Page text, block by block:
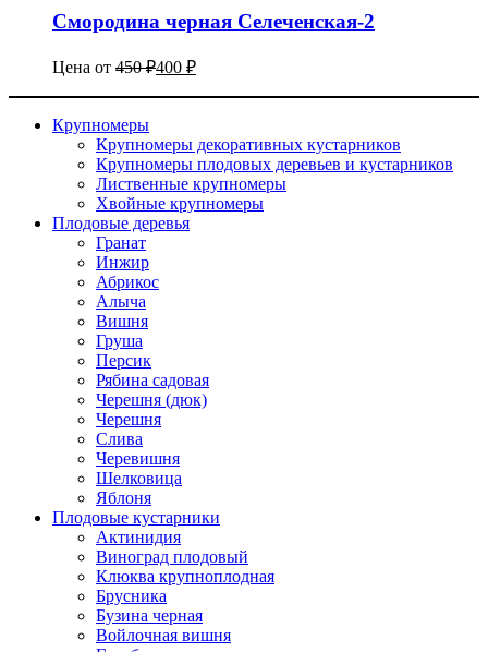
Смородина черная Селеченская-2
Цена от 450₽400 ₽
Крупномеры
Крупномеры декоративных кустарников
Крупномеры плодовых деревьев и кустарников
Лиственные крупномеры
Хвойные крупномеры
Плодовые деревья
Гранат
Инжир
Абрикос
Алыча
Вишня
Груша
Персик
Рябина садовая
Черешня (дюк)
Черешня
Слива
Черевишня
Шелковица
Яблоня
Плодовые кустарники
Актинидия
Виноград плодовый
Клюква крупноплодная
Брусника
Бузина черная
Войлочная вишня